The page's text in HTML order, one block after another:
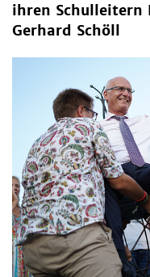
ihren Schulleitern
Gerhard Schöll